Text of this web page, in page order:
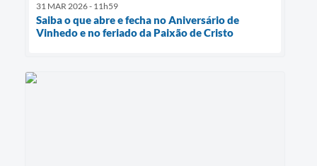
31 MAR 2026 - 11h59
Saiba o que abre e fecha no Aniversário de
Vinhedo e no feriado da Paixão de Cristo